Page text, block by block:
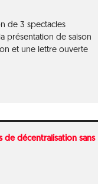
de 3 spectacles
présentation de saison
et une lettre ouverte
de décentralisation sans